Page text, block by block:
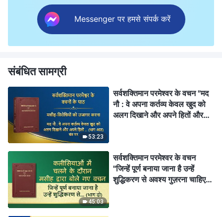
Messenger पर हमसे संपर्क करें
संबंधित सामग्री
53:23
सर्वशक्तिमान परमेश्वर के वचन "मद
नौ : वे अपना कर्तव्य केवल खुद को
अलग दिखाने और अपने हितों और
यश के बदले उन हितों के साथ
विश्वासघात तक कर देते हैं (भाग
आठ)" (खंड चार)
45:03
सर्वशक्तिमान परमेश्वर के वचन
"जिन्हें पूर्ण बनाया जाना है उन्हें
शुद्धिकरण से अवश्य गुज़रना चाहिए"